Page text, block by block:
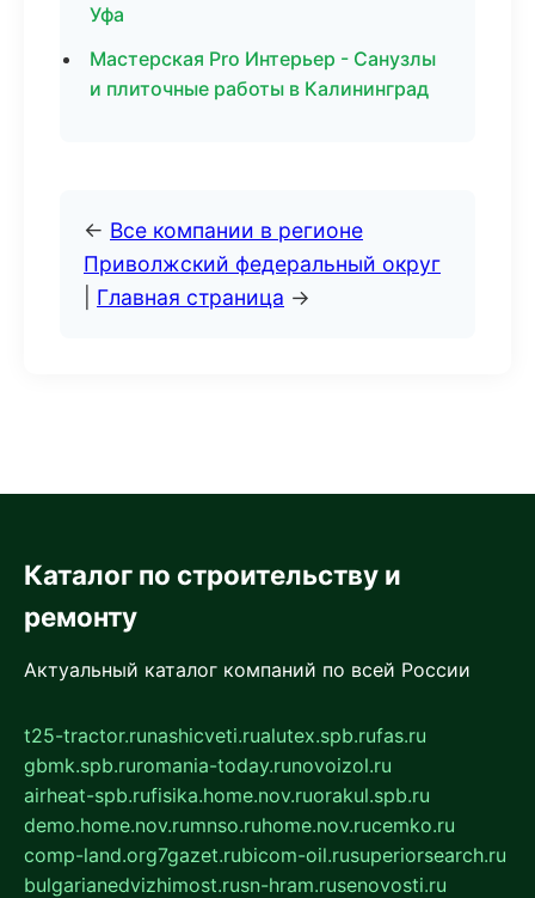
Уфа
Мастерская Pro Интерьер - Санузлы
и плиточные работы в Калининград
← Все компании в регионе
Приволжский федеральный округ
Главная страница →
Каталог по строительству и
ремонту
Актуальный каталог компаний по всей России
t25-tractor.runashicveti.rualutex.spb.rufas.ru
gbmk.spb.ruromania-today.runovoizol.ru
airheat-spb.rufisika.home.nov.ruorakul.spb.ru
demo.home.nov.rumnso.ruhome.nov.rucemko.ru
comp-land.org7gazet.rubicom-oil.rusuperiorsearch.ru
bulgarianedvizhimost.rusn-hram.rusenovosti.ru